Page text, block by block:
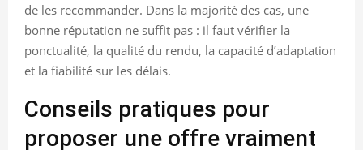
de les recommander. Dans la majorité des cas, une
bonne réputation ne suffit pas : il faut vérifier la
ponctualité, la qualité du rendu, la capacité d’adaptation
et la fiabilité sur les délais.
Conseils pratiques pour
proposer une offre vraiment